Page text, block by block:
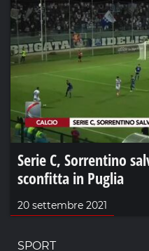
Serie C, Sorrentino
sconfitta in Puglia
20 settembre 2021
SPORT